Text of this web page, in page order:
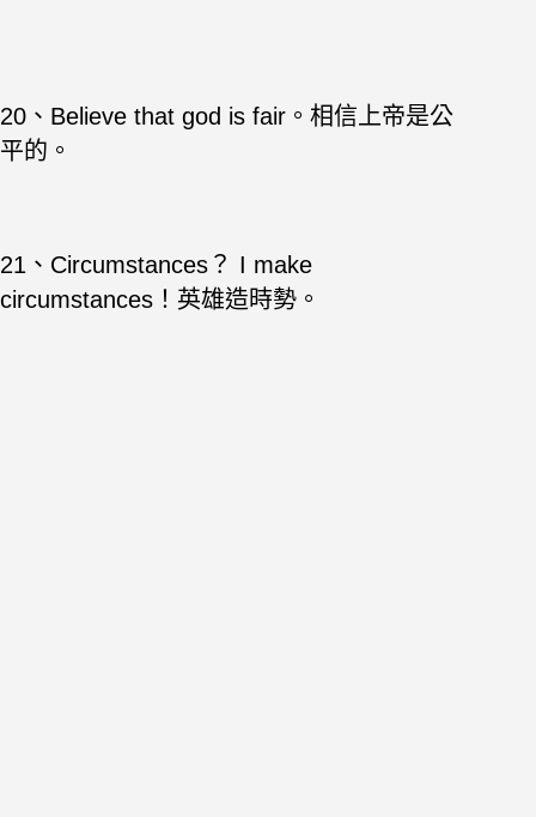
20、Believe that god is fair。相信上帝是公
平的。
21、Circumstances？ I make
circumstances！英雄造時勢。